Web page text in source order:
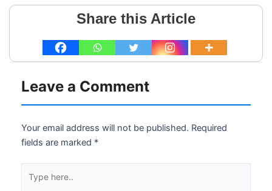
Share this Article
Leave a Comment
Your email address will not be published. Required
fields are marked *
here..